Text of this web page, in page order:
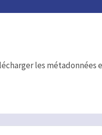
les métadonnées